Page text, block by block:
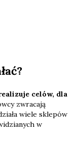
celów, dla
zwracają
wiele sklepów
w